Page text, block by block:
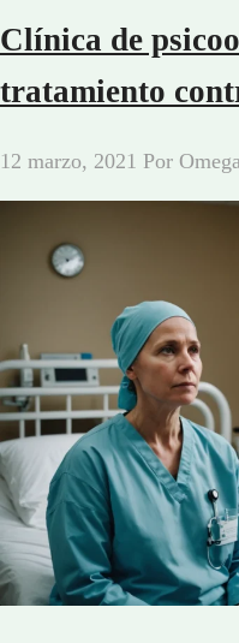
Clínica de
tratamiento
12 marzo, 2021 Por